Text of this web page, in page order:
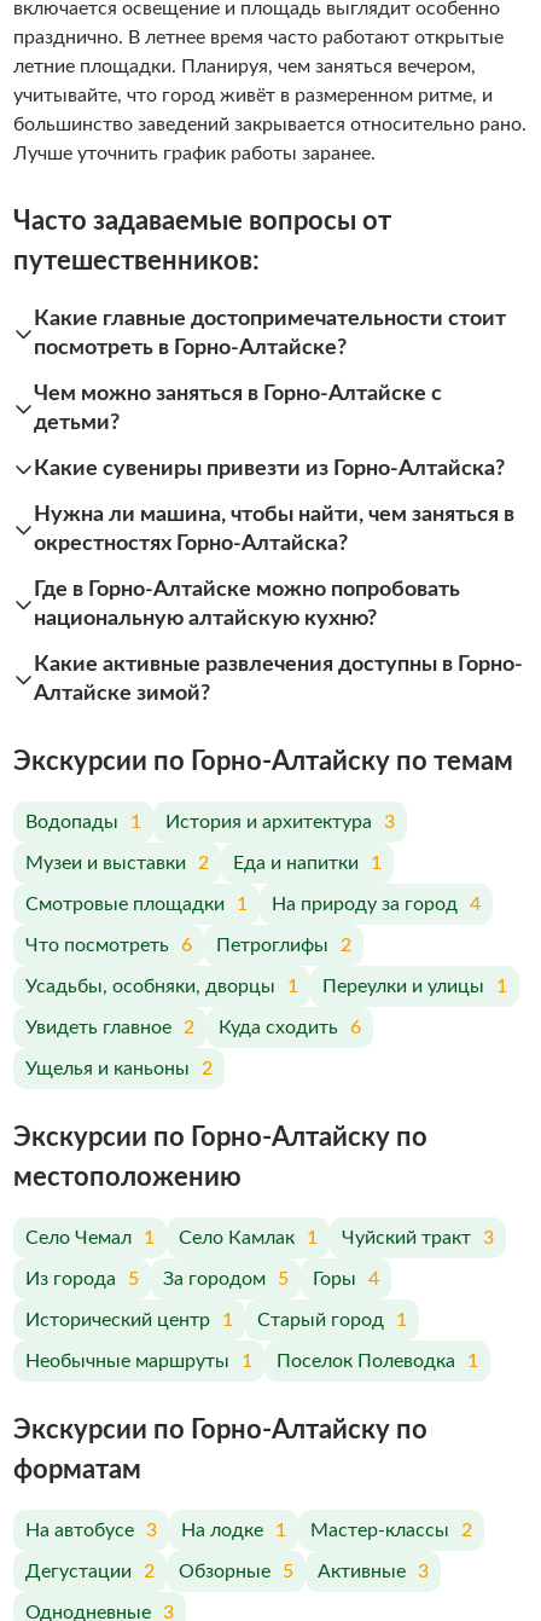
включается освещение и площадь выглядит особенно
празднично. В летнее время часто работают открытые
летние площадки. Планируя, чем заняться вечером,
учитывайте, что город живёт в размеренном ритме, и
большинство заведений закрывается относительно рано.
Лучше уточнить график работы заранее.
Часто задаваемые вопросы от
путешественников:
Какие главные достопримечательности стоит
посмотреть в Горно-Алтайске?
Чем можно заняться в Горно-Алтайске с
детьми?
Какие сувениры привезти из Горно-Алтайска?
Нужна ли машина, чтобы найти, чем заняться в
окрестностях Горно-Алтайска?
Где в Горно-Алтайске можно попробовать
национальную алтайскую кухню?
Какие активные развлечения доступны в Горно-
Алтайске зимой?
Экскурсии по Горно-Алтайску по темам
Водопады 1 История и архитектура 3
Музеи и выставки 2 Еда и напитки 1
Смотровые площадки 1 На природу за город 4
Что посмотреть 6 Петроглифы 2
Усадьбы, особняки, дворцы 1 Переулки и улицы 1
Увидеть главное 2 Куда сходить 6
Ущелья и каньоны 2
Экскурсии по Горно-Алтайску по
меcтоположению
Село Чемал 1 Село Камлак 1 Чуйский тракт 3
Из города 5 За городом 5 Горы 4
Исторический центр 1 Старый город 1
Необычные маршруты 1 Поселок Полеводка 1
Экскурсии по Горно-Алтайску по
форматам
На автобусе 3 На лодке 1 Мастер-классы 2
Дегустации 2 Обзорные 5 Активные 3
Однодневные 3